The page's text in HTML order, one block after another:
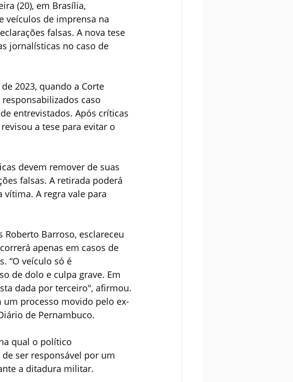
(20), em Brasília,
veículos de imprensa na
falsas. A nova tese
jornalísticas no caso de
2023, quando a Corte
caso
entrevistados. Após críticas
a tese para evitar o
devem remover de suas
falsas. A retirada poderá
A regra vale para
Barroso, esclareceu
apenas em casos de
“O veículo só é
de dolo e culpa grave. Em
dada por terceiro", afirmou.
processo movido pelo ex-
de Pernambuco.
qual o político
ser responsável por um
a ditadura militar.